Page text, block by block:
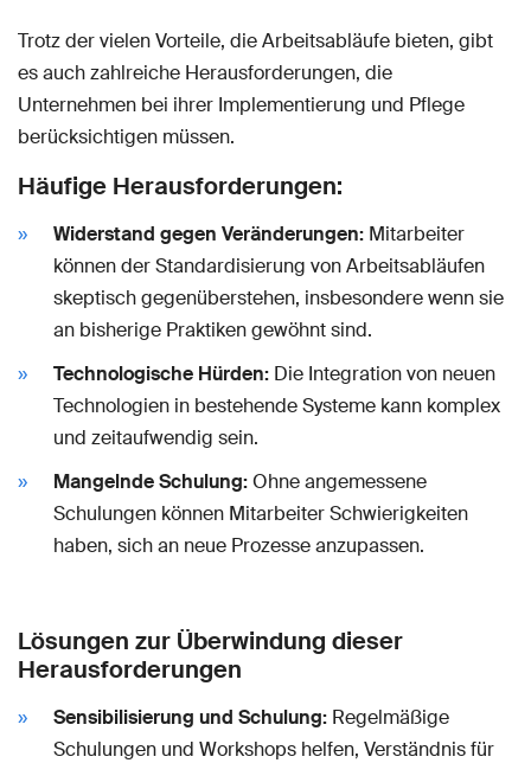
Trotz der vielen Vorteile, die Arbeitsabläufe bieten, gibt
es auch zahlreiche Herausforderungen, die
Unternehmen bei ihrer Implementierung und Pflege
berücksichtigen müssen.
Häufige Herausforderungen:
Widerstand gegen Veränderungen: Mitarbeiter
können der Standardisierung von Arbeitsabläufen
skeptisch gegenüberstehen, insbesondere wenn sie
an bisherige Praktiken gewöhnt sind.
Technologische Hürden: Die Integration von neuen
Technologien in bestehende Systeme kann komplex
und zeitaufwendig sein.
Mangelnde Schulung:Ohne angemessene
Schulungen können Mitarbeiter Schwierigkeiten
haben, sich an neue Prozesse anzupassen.
Lösungen zur Überwindung dieser
Herausforderungen
Sensibilisierung und Schulung: Regelmäßige
Schulungen und Workshops helfen, Verständnis für